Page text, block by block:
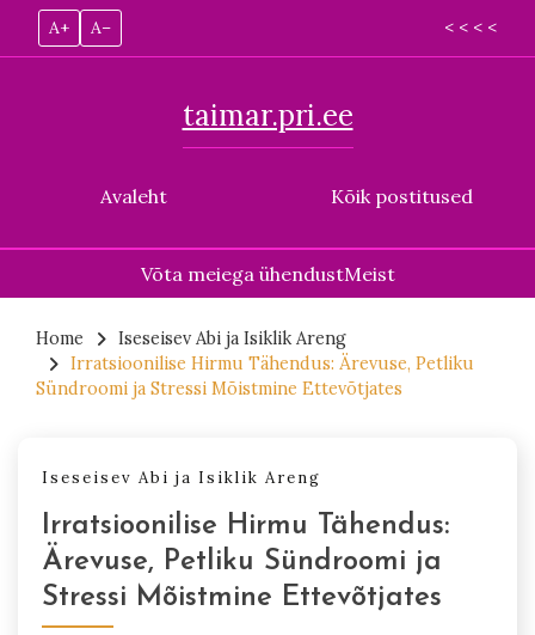
A+ A– < < < <
Avaleht
taimar.pri.ee
Kõik postitused
Võta meiega ühendustMeist
content
Home
Iseseisev Abi ja Isiklik Areng
Irratsioonilise Hirmu Tähendus: Ärevuse, Petliku
Sündroomi ja Stressi Mõistmine Ettevõtjates
Iseseisev Abi ja Isiklik Areng
Irratsioonilise Hirmu Tähendus:
Ärevuse, Petliku Sündroomi ja
Stressi Mõistmine Ettevõtjates